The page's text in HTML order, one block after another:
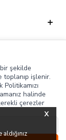
X
şekilde
toplanıp işlenir.
halinde
çerezler